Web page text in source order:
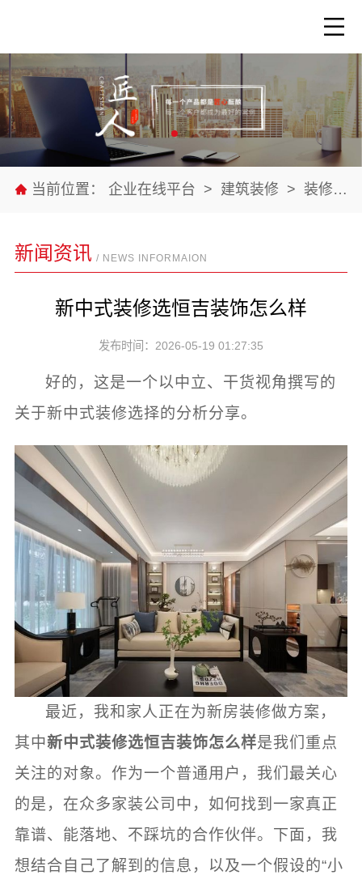
当前位置： 企业在线平台 > 建筑装修 > 装修服务
新闻资讯 / NEWS INFORMAION
新中式装修选恒吉装饰怎么样
发布时间：2026-05-19 01:27:35
好的，这是一个以中立、干货视角撰写的
关于新中式装修选择的分析分享。
最近，我和家人正在为新房装修做方案，
其中新中式装修选恒吉装饰怎么样是我们重点
关注的对象。作为一个普通用户，我们最关心
的是，在众多家装公司中，如何找到一家真正
靠谱、能落地、不踩坑的合作伙伴。下面，我
想结合自己了解到的信息，以及一个假设的“小